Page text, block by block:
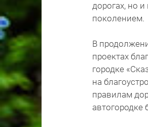
дорогах, но
поколением.
В
проектах
городке
на
правилам